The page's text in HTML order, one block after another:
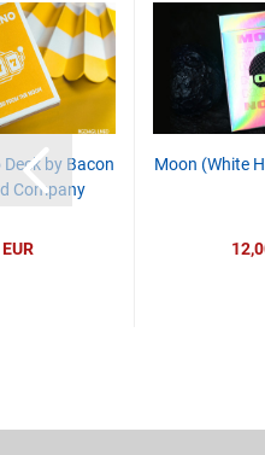
by Bacon
Company
Moon (White